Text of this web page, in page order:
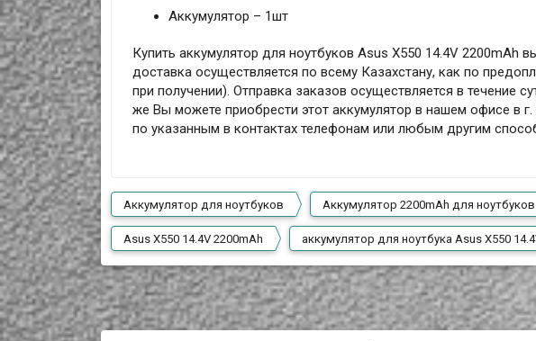
Аккумулятор – 1шт
Купить аккумулятор для ноутбуков Asus X550 14.4V 2200mAh
доставка осуществляется по всему Казахстану, как по
при получении). Отправка заказов осуществляется в течение
же Вы можете приобрести этот аккумулятор в нашем офисе в
по указанным в контактах телефонам или любым другим
Аккумулятор для ноутбуков Аккумулятор 2200mAh для ноутбуков
Asus X550 14.4V 2200mAh аккумулятор для ноутбука Asus X550